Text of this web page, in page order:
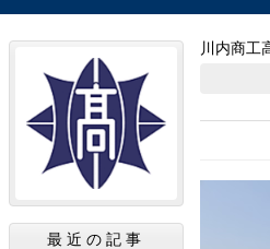
川内商
最近の記事